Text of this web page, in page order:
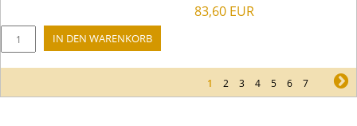
83,60 EUR
1 2 3 4 5 6 7